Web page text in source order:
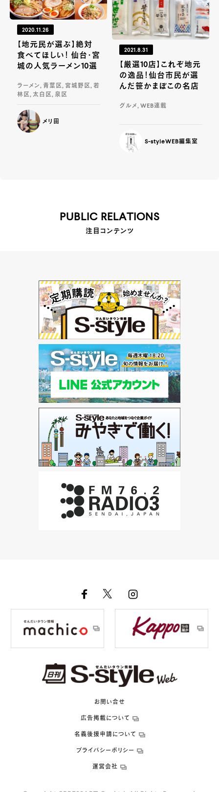
2020.11.26
【地元民が選ぶ】絶対
食べてほしい！ 仙台・宮
城の人気ラーメン10選
ラーメン, 青葉区, 宮城野区, 若
林区, 太白区, 泉区
メリ田
2021.8.31
【厳選10店】これぞ地元
の逸品！仙台市民が選
んだ笹かまぼこの名店
グルメ, WEB連載
S-styleWEB編集室
PUBLIC RELATIONS
注目コンテンツ
お問い合せ
広告掲載について
名義後援申請について
プライバシーポリシー
運営会社